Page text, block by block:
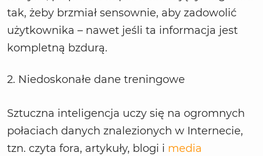
tak, żeby brzmiał sensownie, aby zadowolić
użytkownika – nawet jeśli ta informacja jest
kompletną bzdurą.
2. Niedoskonałe dane treningowe
Sztuczna inteligencja uczy się na ogromnych
połaciach danych znalezionych w Internecie,
tzn. czyta fora, artykuły, blogi i media